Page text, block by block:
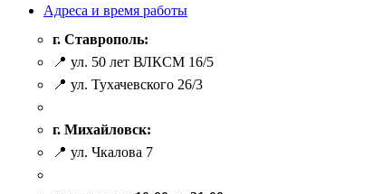
Адреса и время работы
г. Ставрополь:
📍 ул. 50 лет ВЛКСМ 16/5
📍 ул. Тухачевского 26/3
г. Михайловск:
📍 ул. Чкалова 7